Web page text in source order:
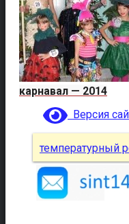
карнавал — 2014
Версия
температурный